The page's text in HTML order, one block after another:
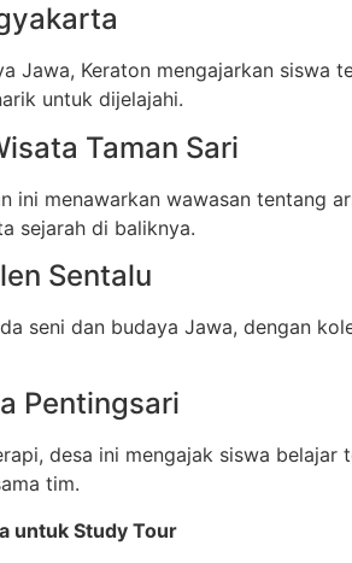
Jawa, Keraton mengajarkan
untuk dijelajahi.
Taman Sari
ini menawarkan wawasan tentang
sejarah di baliknya.
Sentalu
seni dan budaya Jawa, dengan
Pentingsari
desa ini mengajak siswa
tim.
untuk Study Tour